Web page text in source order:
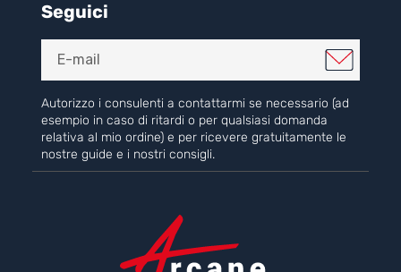
Seguici
Autorizzo i consulenti a contattarmi se necessario (ad
esempio in caso di ritardi o per qualsiasi domanda
relativa al mio ordine) e per ricevere gratuitamente le
nostre guide e i nostri consigli.